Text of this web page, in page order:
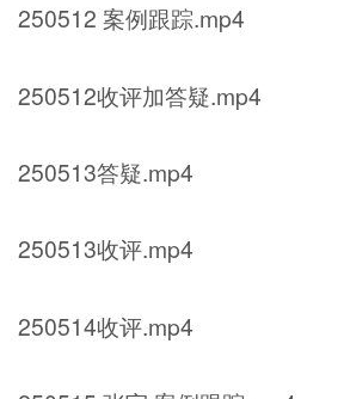
250512 案例跟踪.mp4
250512收评加答疑.mp4
250513答疑.mp4
250513收评.mp4
250514收评.mp4